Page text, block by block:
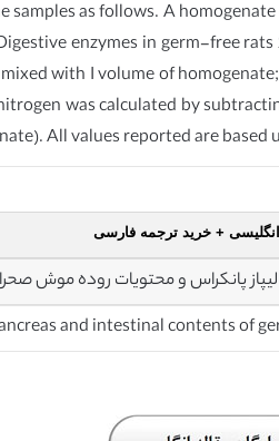
as follows. A
enzymes in germ-free
with I volume of
was calculated by
All values reported are based
انگلیسی + خرید ترجمه فارسی
و لیپاز پانکراس و محتویات روده موش
and intestinal contents of